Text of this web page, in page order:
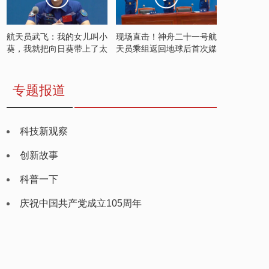
航天员武飞：我的女儿叫小
葵，我就把向日葵带上了太
现场直击！神舟二十一号航
天员乘组返回地球后首次媒
专题报道
科技新观察
创新故事
科普一下
庆祝中国共产党成立105周年